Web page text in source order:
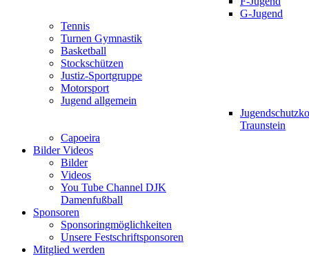
G-Jugend
Tennis
Turnen Gymnastik
Basketball
Stockschützen
Justiz-Sportgruppe
Motorsport
Jugend allgemein
Traunstein
Capoeira
Bilder Videos
Bilder
Videos
You Tube Channel DJK
Damenfußball
Sponsoren
Sponsoringmöglichkeiten
Unsere Festschriftsponsoren
Mitglied werden